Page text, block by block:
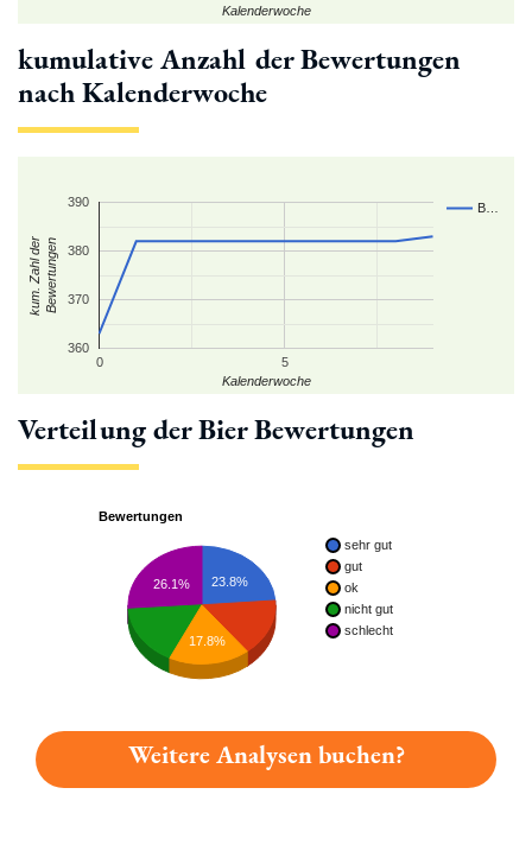
Kalenderwoche
kumulative Anzahl der Bewertungen
nach Kalenderwoche
B…
0 5
360
370
380
390
Kalenderwoche
kum. Zahl derBewertungen
Verteilung der Bier Bewertungen
Bewertungen
sehr gut
gut
ok
nicht gut
schlecht
23.8%
26.1%
17.8%
Weitere Analysen buchen?